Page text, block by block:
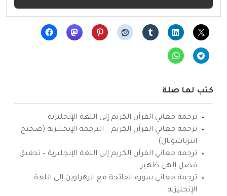
كتب لها صلة
ترجمة معاني القرآن الكريم إلى اللغة الإنجليزية
ترجمة معاني القرآن الكريم – الترجمة الإنجليزية (صحيح
انترناشونال)
ترجمة معاني القرآن الكريم إلى اللغة الإنجليزية – تحقيق
فضل إلهي ظهير
ترجمة معاني سورة الفاتحة مع الزهراوين إلى اللغة
الإنجليزية